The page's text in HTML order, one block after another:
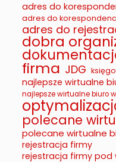
adres do
adres do
adres do
dobra
firma JDG
najlepsze wirtualne
najlepsze wirtualne biuro
polecane
polecane wirtualne
rejestracja firmy
rejestracja firmy pod